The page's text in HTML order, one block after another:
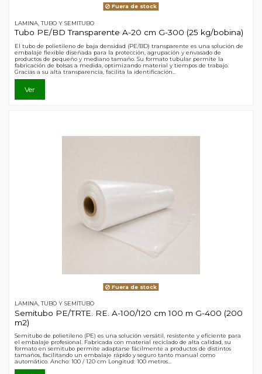
Fuera de stock
LAMINA, TUBO Y SEMITUBO
Tubo PE/BD Transparente A-20 cm G-300 (25 kg/bobina)
El tubo de polietileno de baja densidad (PE/BD) transparente es una solución de
embalaje flexible diseñada para la protección, agrupación y envasado de
productos de pequeño y mediano tamaño. Su formato tubular permite la
fabricación de bolsas a medida, optimizando material y tiempos de trabajo.
Gracias a su alta transparencia, facilita la identificación...
Ver
Fuera de stock
LAMINA, TUBO Y SEMITUBO
Semitubo PE/TRTE. RE. A-100/120 cm 100 m G-400 (200
m2)
Semitubo de polietileno (PE) es una solución versátil, resistente y eficiente para
el embalaje profesional. Fabricada con material reciclado de alta calidad, su
formato en semitubo permite adaptarse fácilmente a productos de distintos
tamaños, facilitando un embalaje rápido y seguro tanto manual como
automático. Ancho: 100 / 120 cm Longitud: 100 metros...